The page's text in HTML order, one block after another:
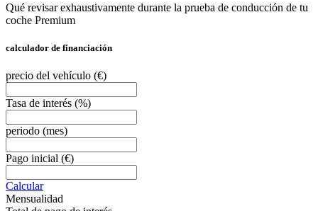
Qué revisar exhaustivamente durante la prueba de conducción de tu
coche Premium
calculador de financiación
precio del vehículo (€)
Tasa de interés (%)
periodo (mes)
Pago inicial (€)
Calcular
Mensualidad